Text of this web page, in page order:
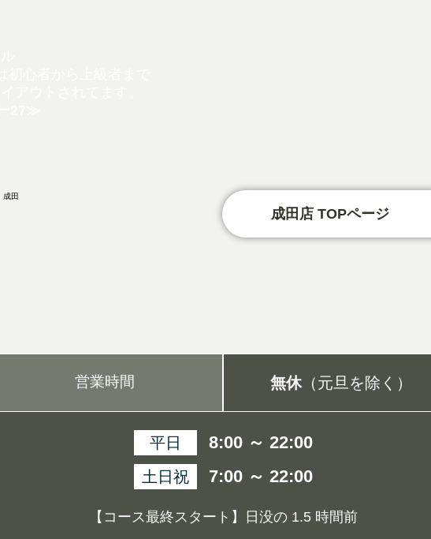
営業時間 無休（元旦を除く）
平日 8:00 ～ 22:00
土日祝 7:00 ～ 22:00
【コース最終スタート】日没の 1.5 時間前
成田店 TOPページ